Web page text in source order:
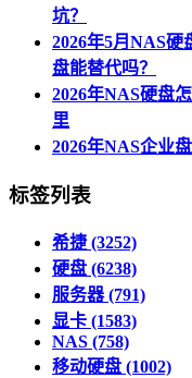
坑？
2026年5月NAS
盘能替代吗？
2026年NAS硬盘
里
2026年NAS企业
标签列表
希捷(3252)
硬盘 (6238)
服务器(791)
显卡 (1583)
NAS (758)
移动硬盘 (1002)